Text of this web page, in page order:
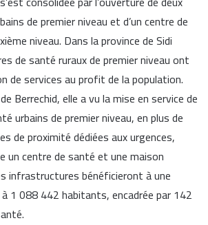
de premier niveau et d’un centre de
niveau. Dans la province de Sidi
de santé ruraux de premier niveau ont
de services au profit de la population.
Berrechid, elle a vu la mise en service de
urbains de premier niveau, en plus de
de proximité dédiées aux urgences,
un centre de santé et une maison
infrastructures bénéficieront à une
1 088 442 habitants, encadrée par 142